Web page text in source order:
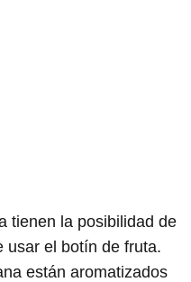
tienen la posibilidad de
usar el botín de fruta.
están aromatizados